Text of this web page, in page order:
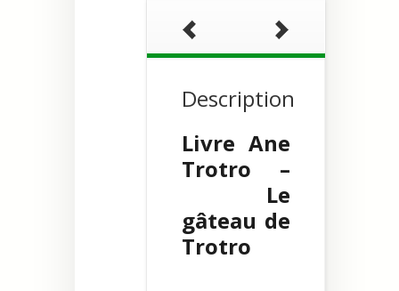
Description
Livre Ane
Trotro –
Le
gâteau de
Trotro